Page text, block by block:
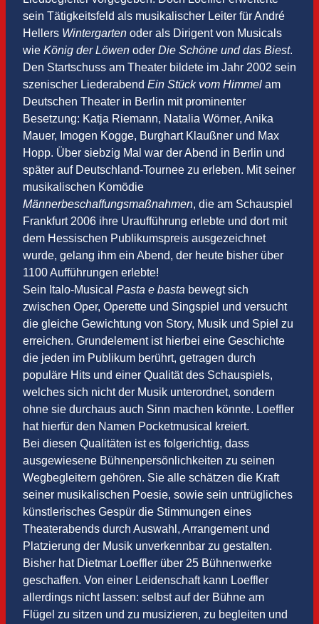
sein Tätigkeitsfeld als musikalischer Leiter für André
Hellers Wintergarten oder als Dirigent von Musicals
wie König der Löwen oder Die Schöne und das Biest.
Den Startschuss am Theater bildete im Jahr 2002 sein
szenischer Liederabend Ein Stück vom Himmel am
Deutschen Theater in Berlin mit prominenter
Besetzung: Katja Riemann, Natalia Wörner, Anika
Mauer, Imogen Kogge, Burghart Klaußner und Max
Hopp. Über siebzig Mal war der Abend in Berlin und
später auf Deutschland-Tournee zu erleben. Mit seiner
musikalischen Komödie
Männerbeschaffungsmaßnahmen, die am Schauspiel
Frankfurt 2006 ihre Uraufführung erlebte und dort mit
dem Hessischen Publikumspreis ausgezeichnet
wurde, gelang ihm ein Abend, der heute bisher über
1100 Aufführungen erlebte!
Sein Italo-Musical Pasta e basta bewegt sich
zwischen Oper, Operette und Singspiel und versucht
die gleiche Gewichtung von Story, Musik und Spiel zu
erreichen. Grundelement ist hierbei eine Geschichte
die jeden im Publikum berührt, getragen durch
populäre Hits und einer Qualität des Schauspiels,
welches sich nicht der Musik unterordnet, sondern
ohne sie durchaus auch Sinn machen könnte. Loeffler
hat hierfür den Namen Pocketmusical kreiert.
Bei diesen Qualitäten ist es folgerichtig, dass
ausgewiesene Bühnenpersönlichkeiten zu seinen
Wegbegleitern gehören. Sie alle schätzen die Kraft
seiner musikalischen Poesie, sowie sein untrügliches
künstlerisches Gespür die Stimmungen eines
Theaterabends durch Auswahl, Arrangement und
Platzierung der Musik unverkennbar zu gestalten.
Bisher hat Dietmar Loeffler über 25 Bühnenwerke
geschaffen. Von einer Leidenschaft kann Loeffler
allerdings nicht lassen: selbst auf der Bühne am
Flügel zu sitzen und zu musizieren, zu begleiten und